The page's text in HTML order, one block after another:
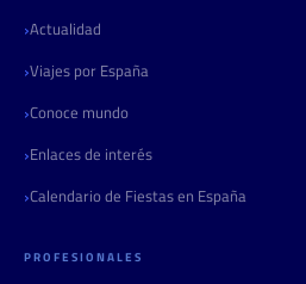
Actualidad
Viajes por España
Conoce mundo
Enlaces de interés
Calendario de Fiestas en España
PROFESIONALES